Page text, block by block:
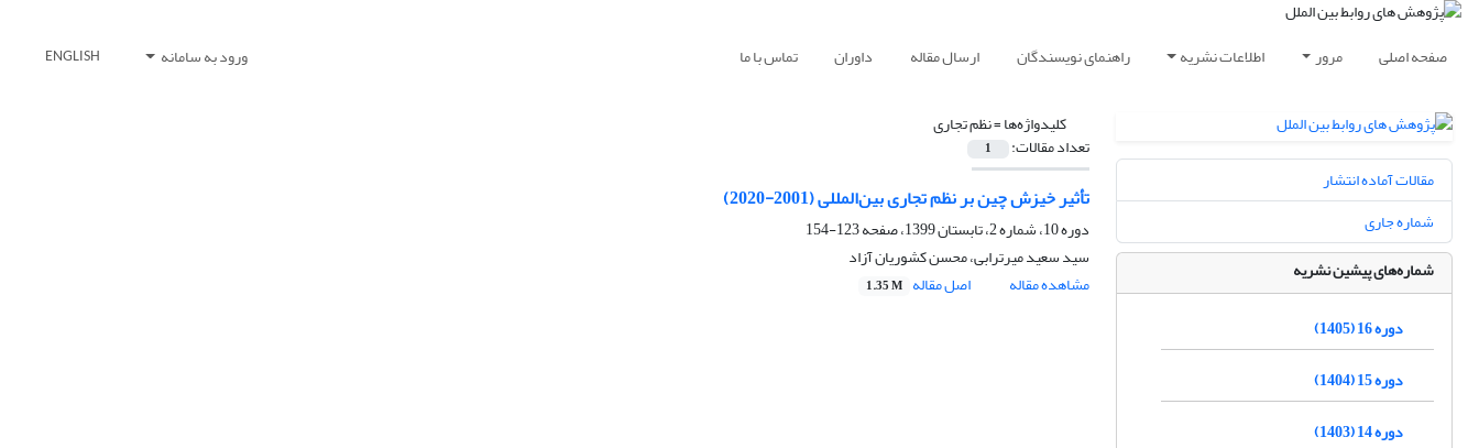
صفحه اصلی مرور اطلاعات نشریه راهنمای نویسندگان ارسال مقاله داوران تماس با ما ورود به سامانه ENGLISH
کلیدواژه‌ها =نظم تجاری
تعداد مقالات: 1
تأثیر خیزش چین بر نظم تجاری بین‌المللی (2001-2020)
دوره 10، شماره 2، تابستان 1399، صفحه
123-154
سید سعید میرترابی، محسن کشوریان آزاد
مشاهده مقاله
اصل مقاله 1.35 M
مقالات آماده انتشار
شماره جاری
شماره‌های پیشین نشریه
دوره 16 (1405)
دوره 15 (1404)
دوره 14 (1403)